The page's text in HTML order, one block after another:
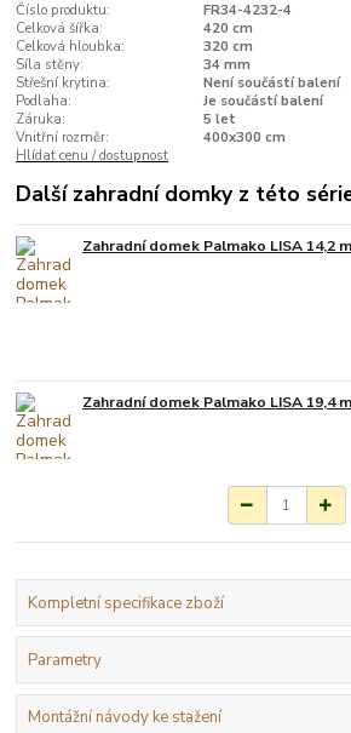
Číslo produktu:
FR34-4232-4
Celková šířka:
420 cm
Celková hloubka:
320 cm
Síla stěny:
34 mm
Střešní krytina:
Není součástí balení
Podlaha:
Je součástí balení
Záruka:
5 let
Vnitřní rozměr:
400x300 cm
Hlídat cenu / dostupnost
Další zahradní domky z této
Zahradní domek Palmako LISA 14,2
Zahradní domek Palmako LISA 19,4
Kompletní specifikace zboží
Parametry
Montážní návody ke stažení